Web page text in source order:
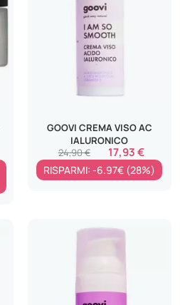
GOOVI CREMA VISO AC
IALURONICO
17,93 €
24,90 €
RISPARMI: -6.97€ (28%)